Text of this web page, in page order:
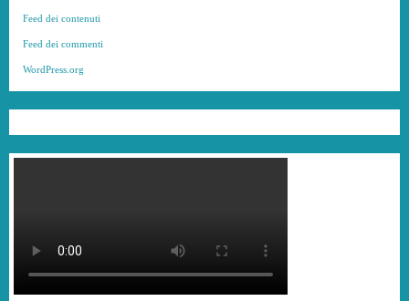
Feed dei contenuti
Feed dei commenti
WordPress.org